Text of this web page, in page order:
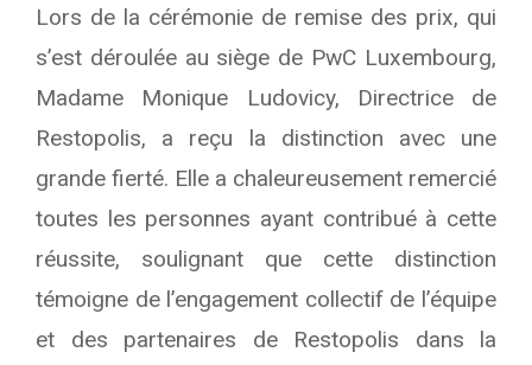
Lors de la cérémonie de remise des prix, qui
s’est déroulée au siège de PwC Luxembourg,
Madame Monique Ludovicy, Directrice de
Restopolis, a reçu la distinction avec une
grande fierté. Elle a chaleureusement remercié
toutes les personnes ayant contribué à cette
réussite, soulignant que cette distinction
témoigne de l’engagement collectif de l’équipe
et des partenaires de Restopolis dans la